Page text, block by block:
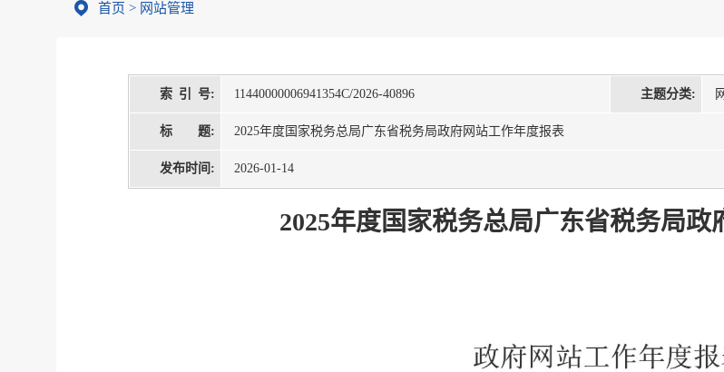
首页 > 网站管理
索 引 号: 11440000006941354C/2026-40896 主题分类:
标 题: 2025年度国家税务总局广东省税务局政府网站工作年度报表
发布时间: 2026-01-14
2025年度国家税务总局广东省税务局政